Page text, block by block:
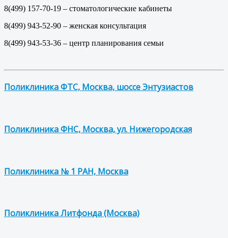
8(499) 157-70-19 – стоматологические кабинеты
8(499) 943-52-90 – женская консультация
8(499) 943-53-36 – центр планирования семьи
Поликлиника ФТС, Москва, шоссе Энтузиастов
Поликлиника ФНС, Москва, ул. Нижегородская
Поликлиника № 1 РАН, Москва
Поликлиника Литфонда (Москва)